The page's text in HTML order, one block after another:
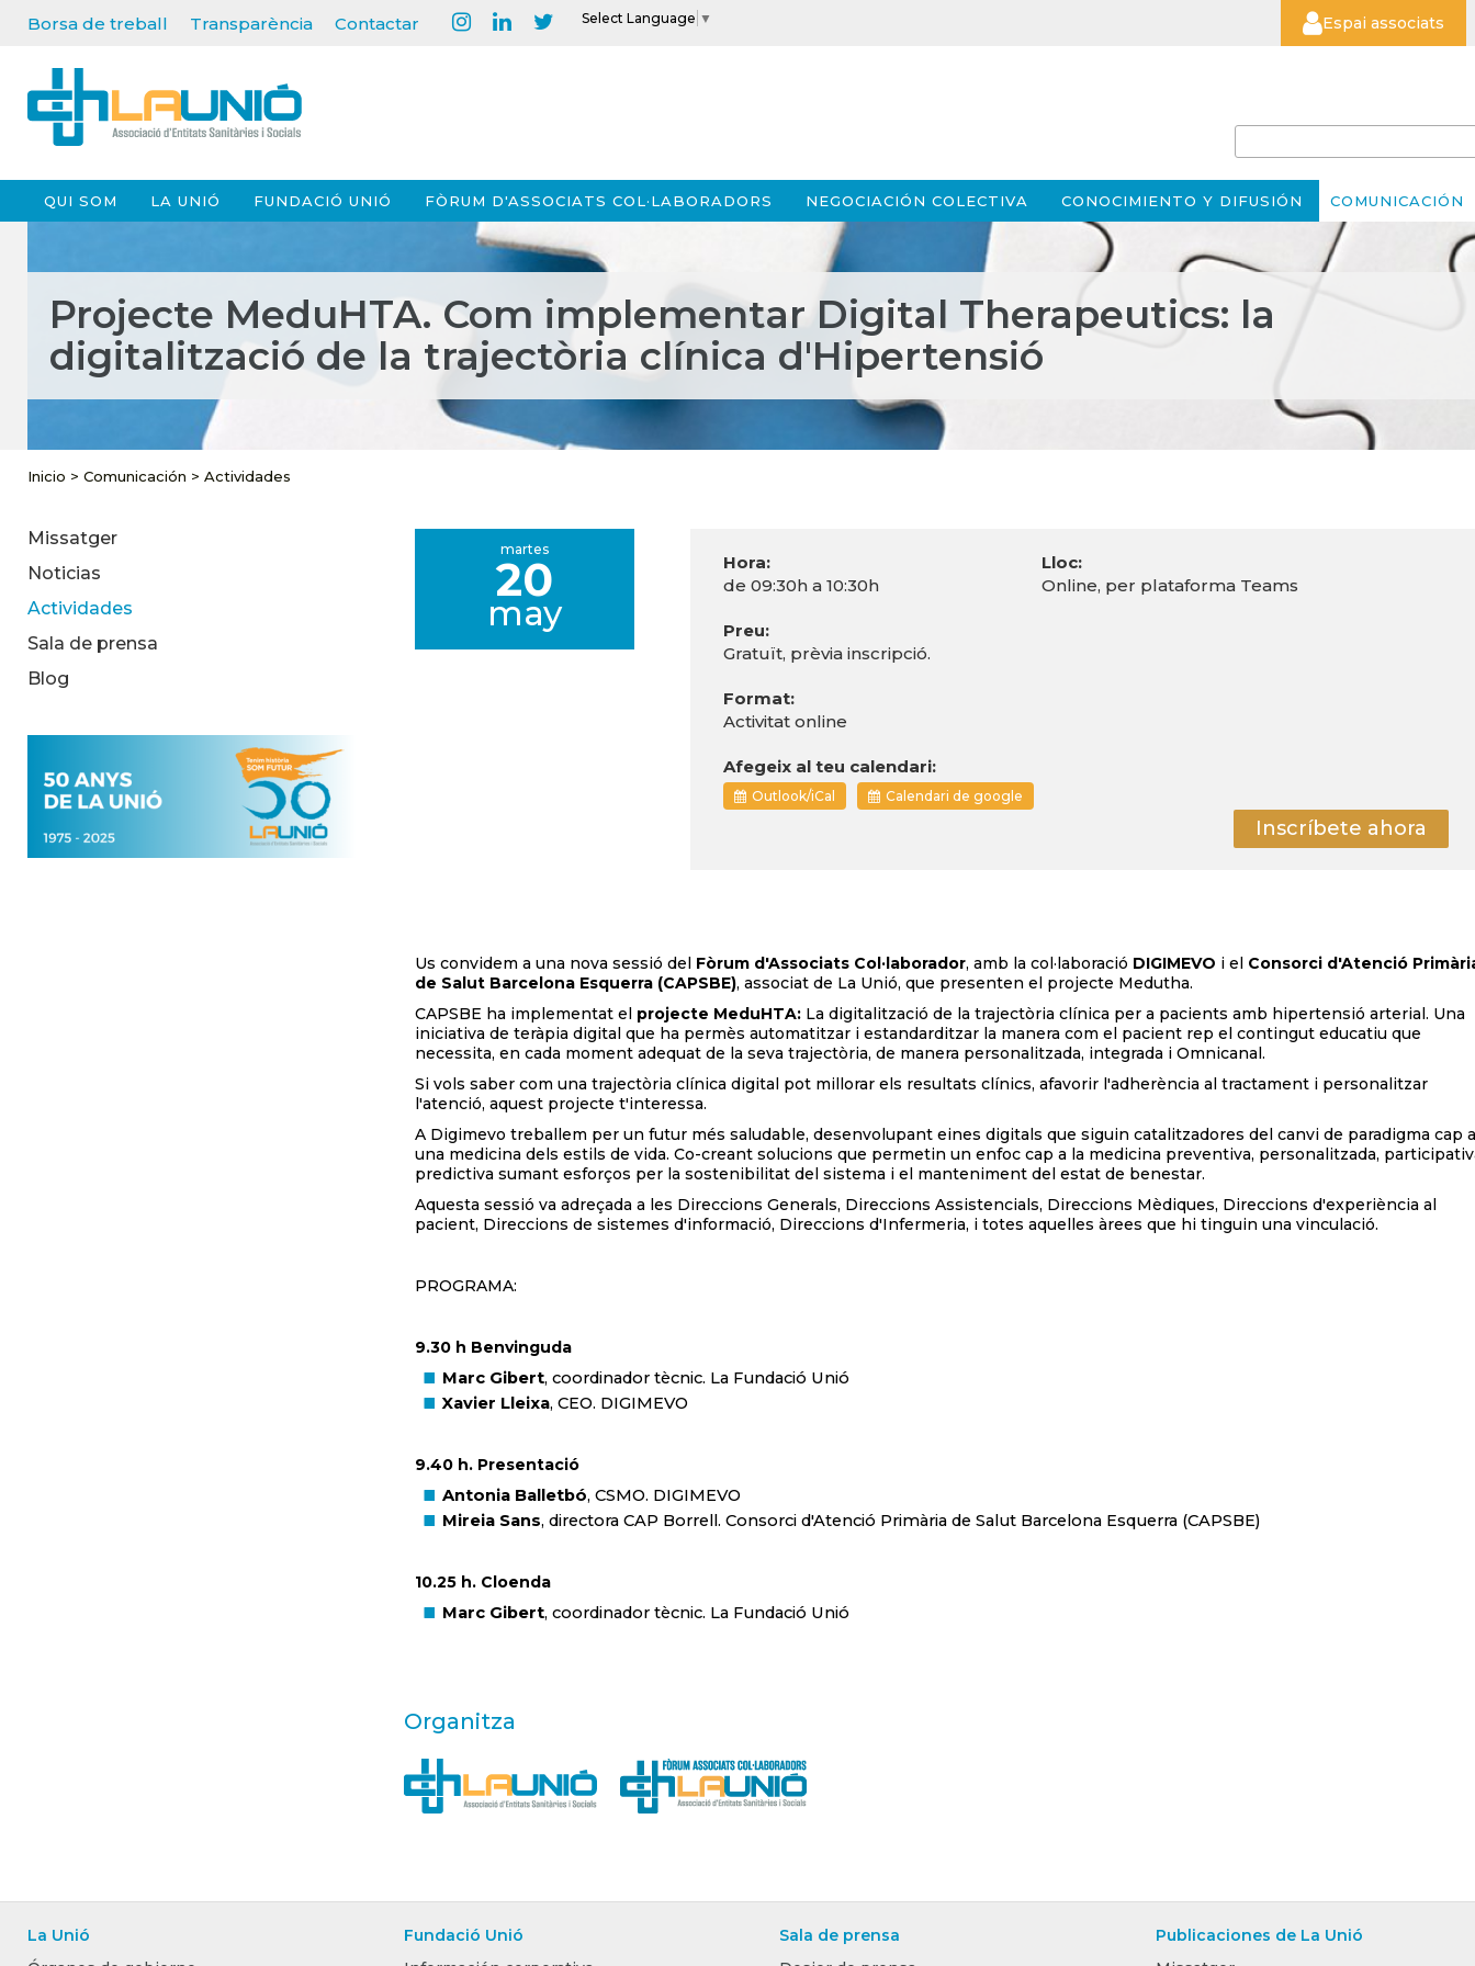
Borsa de treball Transparència Contactar Select Language ▼ Espai associats
QUI SOM LA UNIÓ FUNDACIÓ UNIÓ FÒRUM D'ASSOCIATS COL·LABORADORS NEGOCIACIÓN COLECTIVA CONOCIMIENTO Y DIFUSIÓN COMUNICACIÓN
Projecte MeduHTA. Com implementar Digital Therapeutics: la
digitalització de la trajectòria clínica d'Hipertensió
Inicio > Comunicación > Actividades
Missatger
Noticias
Actividades
Sala de prensa
Blog
martes
20
may
Hora:
de 09:30h a 10:30h
Lloc:
Online, per plataforma Teams
Preu:
Gratuït, prèvia inscripció.
Format:
Activitat online
Afegeix al teu calendari:
Outlook/iCal Calendari de google
Inscríbete ahora
Us convidem a una nova sessió del Fòrum d'Associats Col·laborador, amb la col·laboració DIGIMEVO i el Consorci d'Atenció
de Salut Barcelona Esquerra (CAPSBE), associat de La Unió, que presenten el projecte Medutha.
CAPSBE ha implementat el projecte MeduHTA: La digitalització de la trajectòria clínica per a pacients amb hipertensió arterial. Una
iniciativa de teràpia digital que ha permès automatitzar i estandarditzar la manera com el pacient rep el contingut educatiu que
necessita, en cada moment adequat de la seva trajectòria, de manera personalitzada, integrada i Omnicanal.
Si vols saber com una trajectòria clínica digital pot millorar els resultats clínics, afavorir l'adherència al tractament i personalitzar
l'atenció, aquest projecte t'interessa.
A Digimevo treballem per un futur més saludable, desenvolupant eines digitals que siguin catalitzadores del canvi de paradigma cap a
una medicina dels estils de vida. Co-creant solucions que permetin un enfoc cap a la medicina preventiva, personalitzada,
predictiva sumant esforços per la sostenibilitat del sistema i el manteniment del estat de benestar.
Aquesta sessió va adreçada a les Direccions Generals, Direccions Assistencials, Direccions Mèdiques, Direccions d'experiència al
pacient, Direccions de sistemes d'informació, Direccions d'Infermeria, i totes aquelles àrees que hi tinguin una vinculació.
PROGRAMA:
9.30 h Benvinguda
Marc Gibert, coordinador tècnic. La Fundació Unió
Xavier Lleixa, CEO. DIGIMEVO
9.40 h. Presentació
Antonia Balletbó, CSMO. DIGIMEVO
Mireia Sans, directora CAP Borrell. Consorci d'Atenció Primària de Salut Barcelona Esquerra (CAPSBE)
10.25 h. Cloenda,
Marc Gibert, coordinador tècnic. La Fundació Unió
Organitza
La Unió
Fundació Unió
Sala de prensa
Publicaciones de La Unió